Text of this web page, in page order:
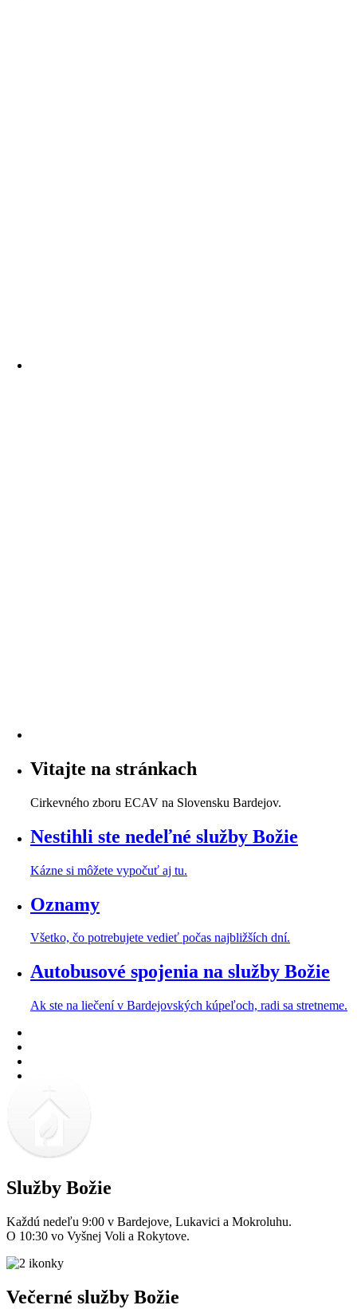
Vitajte na stránkach
Cirkevného zboru ECAV na Slovensku Bardejov.
Nestihli ste nedeľné služby Božie
Kázne si môžete vypočuť aj tu.
Oznamy
Všetko, čo potrebujete vedieť počas najbližších dní.
Autobusové spojenia na služby Božie
Ak ste na liečení v Bardejovských kúpeľoch, radi sa stretneme.
Služby Božie
Každú nedeľu 9:00 v Bardejove, Lukavici a Mokroluhu.
O 10:30 vo Vyšnej Voli a Rokytove.
Večerné služby Božie